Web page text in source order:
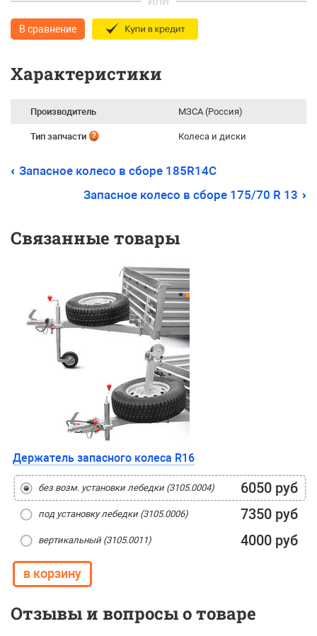
В сравнение
Характеристики
Производитель МЗСА (Россия)
Тип запчасти Колеса и диски
Запасное колесо в сборе 185R14C
Запасное колесо в сборе 175/70 R 13
Связанные товары
Держатель запасного колеса R16
без возм. установки лебедки (3105.0004) 6050 руб
под установку лебедки (3105.0006) 7350 руб
вертикальный (3105.0011) 4000 руб
Отзывы и вопросы о товаре